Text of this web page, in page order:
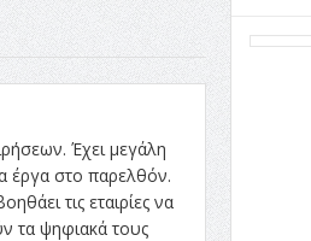
Έχει μεγάλη
έργα στο παρελθόν.
τις εταιρίες να
τα ψηφιακά τους